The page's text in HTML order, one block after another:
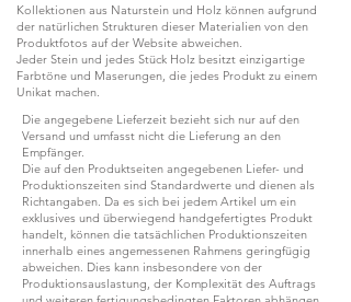
Kollektionen aus Naturstein und Holz können aufgrund
der natürlichen Strukturen dieser Materialien von den
Produktfotos auf der Website abweichen.
Jeder Stein und jedes Stück Holz besitzt einzigartige
Farbtöne und Maserungen, die jedes Produkt zu einem
Unikat machen.
Die angegebene Lieferzeit bezieht sich nur auf den
Versand und umfasst nicht die Lieferung an den
Empfänger.
Die auf den Produktseiten angegebenen Liefer- und
Produktionszeiten sind Standardwerte und dienen als
Richtangaben. Da es sich bei jedem Artikel um ein
exklusives und überwiegend handgefertigtes Produkt
handelt, können die tatsächlichen Produktionszeiten
innerhalb eines angemessenen Rahmens geringfügig
abweichen. Dies kann insbesondere von der
Produktionsauslastung, der Komplexität des Auftrags